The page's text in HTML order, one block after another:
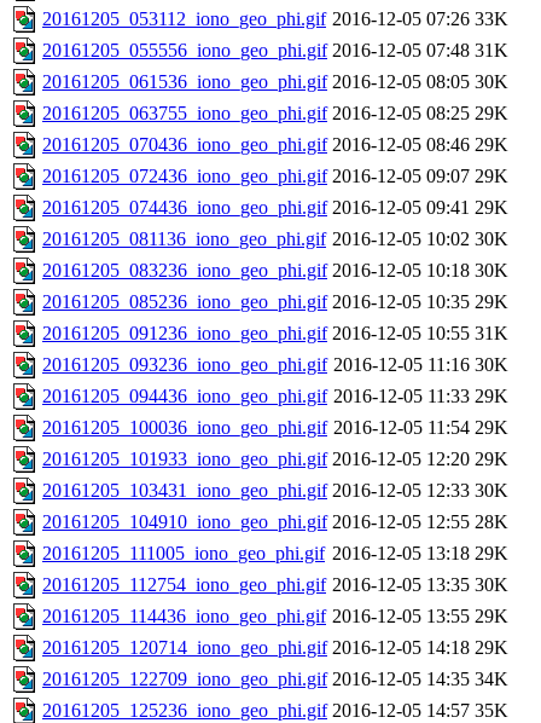
20161205_053112_iono_geo_phi.gif 2016-12-05 07:26 33K
20161205_055556_iono_geo_phi.gif 2016-12-05 07:48 31K
20161205_061536_iono_geo_phi.gif 2016-12-05 08:05 30K
20161205_063755_iono_geo_phi.gif 2016-12-05 08:25 29K
20161205_070436_iono_geo_phi.gif 2016-12-05 08:46 29K
20161205_072436_iono_geo_phi.gif 2016-12-05 09:07 29K
20161205_074436_iono_geo_phi.gif 2016-12-05 09:41 29K
20161205_081136_iono_geo_phi.gif 2016-12-05 10:02 30K
20161205_083236_iono_geo_phi.gif 2016-12-05 10:18 30K
20161205_085236_iono_geo_phi.gif 2016-12-05 10:35 29K
20161205_091236_iono_geo_phi.gif 2016-12-05 10:55 31K
20161205_093236_iono_geo_phi.gif 2016-12-05 11:16 30K
20161205_094436_iono_geo_phi.gif 2016-12-05 11:33 29K
20161205_100036_iono_geo_phi.gif 2016-12-05 11:54 29K
20161205_101933_iono_geo_phi.gif 2016-12-05 12:20 29K
20161205_103431_iono_geo_phi.gif 2016-12-05 12:33 30K
20161205_104910_iono_geo_phi.gif 2016-12-05 12:55 28K
20161205_111005_iono_geo_phi.gif 2016-12-05 13:18 29K
20161205_112754_iono_geo_phi.gif 2016-12-05 13:35 30K
20161205_114436_iono_geo_phi.gif 2016-12-05 13:55 29K
20161205_120714_iono_geo_phi.gif 2016-12-05 14:18 29K
20161205_122709_iono_geo_phi.gif 2016-12-05 14:35 34K
20161205_125236_iono_geo_phi.gif 2016-12-05 14:57 35K